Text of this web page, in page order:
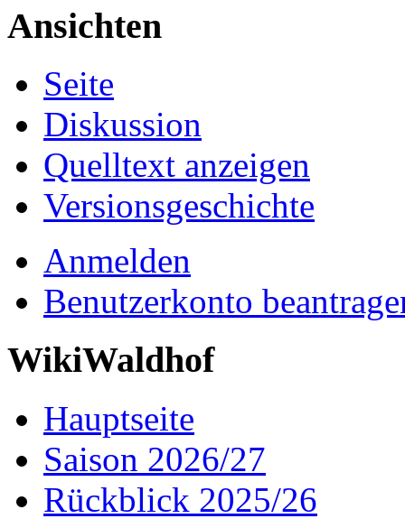
Ansichten
Seite
Diskussion
Quelltext anzeigen
Versionsgeschichte
Anmelden
Benutzerkonto
WikiWaldhof
Hauptseite
Saison 2026/27
Rückblick 2025/26